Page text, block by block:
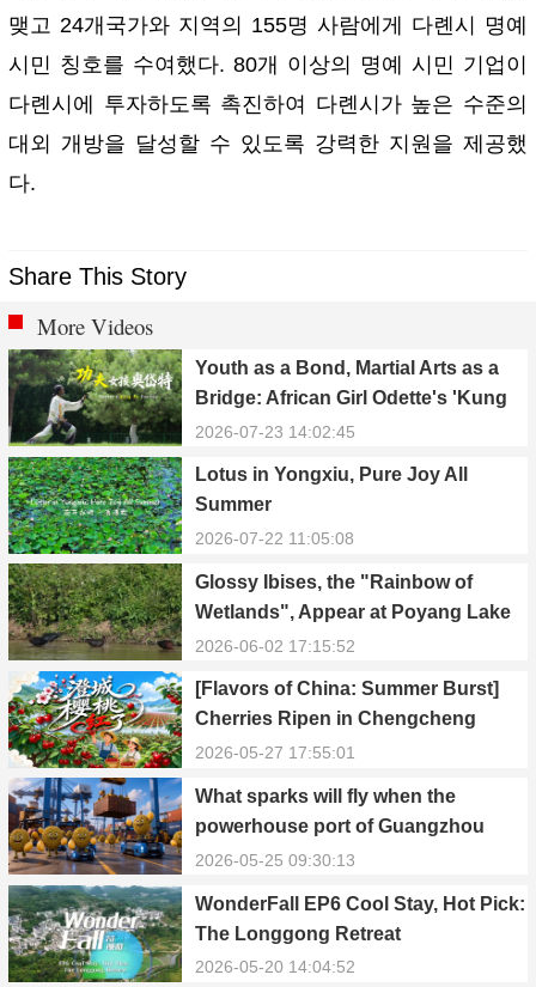
맺고 24개국가와 지역의 155명 사람에게 다롄시 명예
시민 칭호를 수여했다. 80개 이상의 명예 시민 기업이
다롄시에 투자하도록 촉진하여 다롄시가 높은 수준의
대외 개방을 달성할 수 있도록 강력한 지원을 제공했
다.
Share This Story
More Videos
Youth as a Bond, Martial Arts as a
Bridge: African Girl Odette's 'Kung
Fu Dream'
2026-07-23 14:02:45
Lotus in Yongxiu, Pure Joy All
Summer
2026-07-22 11:05:08
Glossy Ibises, the "Rainbow of
Wetlands", Appear at Poyang Lake
in Yongxiu
2026-06-02 17:15:52
[Flavors of China: Summer Burst]
Cherries Ripen in Chengcheng
County
2026-05-27 17:55:01
What sparks will fly when the
powerhouse port of Guangzhou
Nansha meets Thailand’s creamy
2026-05-25 09:30:13
WonderFall EP6 Cool Stay, Hot Pick:
The Longgong Retreat
2026-05-20 14:04:52